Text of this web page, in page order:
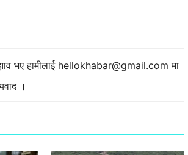
भए हामीलाई hellokhabar@gmail.com मा
।